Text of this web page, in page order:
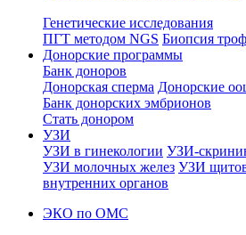
Генетические исследования
ПГТ методом NGS Биопсия
Донорские программы
Банк доноров
Донорская сперма Донорские
Банк донорских эмбрионов
Стать донором
УЗИ
УЗИ в гинекологии УЗИ-
УЗИ молочных желез УЗИ
внутренних органов
ЭКО по ОМС